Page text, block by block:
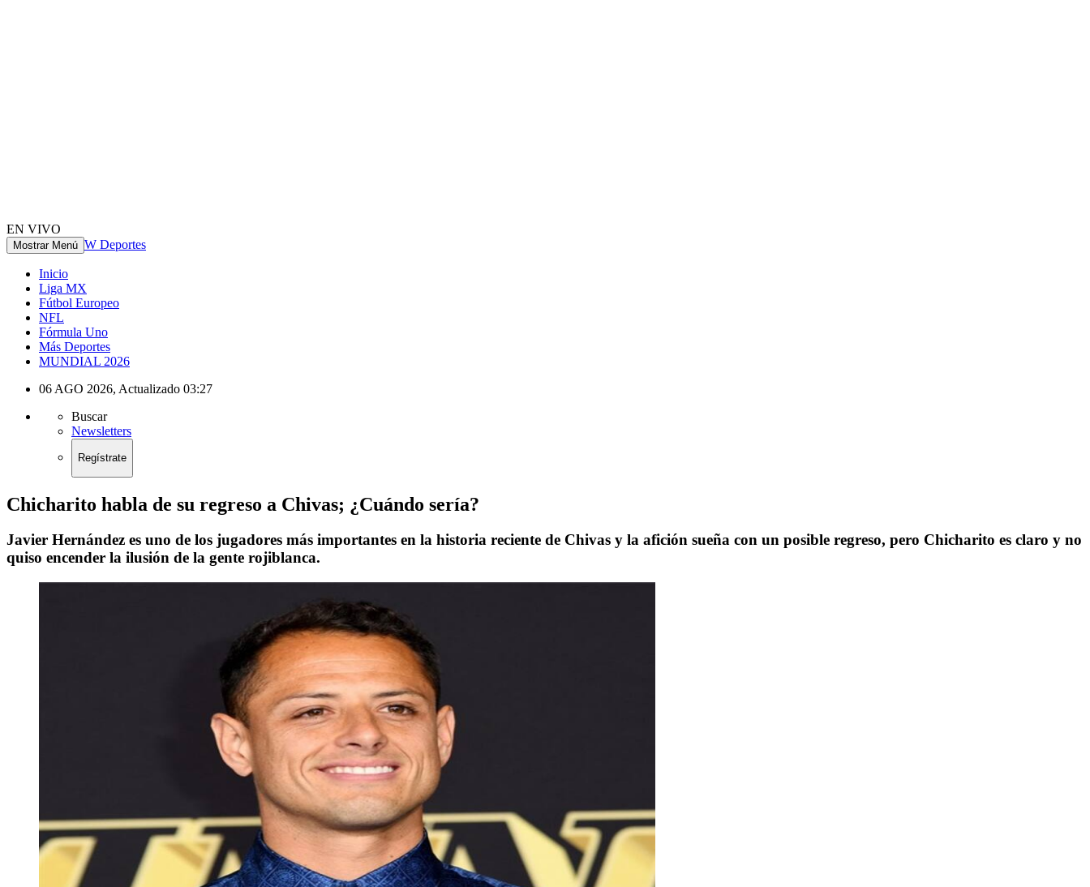
EN VIVO
Mostrar Menú W Deportes
Inicio
Liga MX
Fútbol Europeo
NFL
Fórmula Uno
Más Deportes
MUNDIAL 2026
06 AGO 2026, Actualizado 03:27
Buscar
Newsletters
Regístrate
Chicharito habla de su regreso a Chivas; ¿Cuándo sería?
Javier Hernández es uno de los jugadores más importantes en la historia reciente de Chivas y la afición sueña con un posible regreso, pero Chicharito es claro y no
quiso encender la ilusión de la gente rojiblanca.